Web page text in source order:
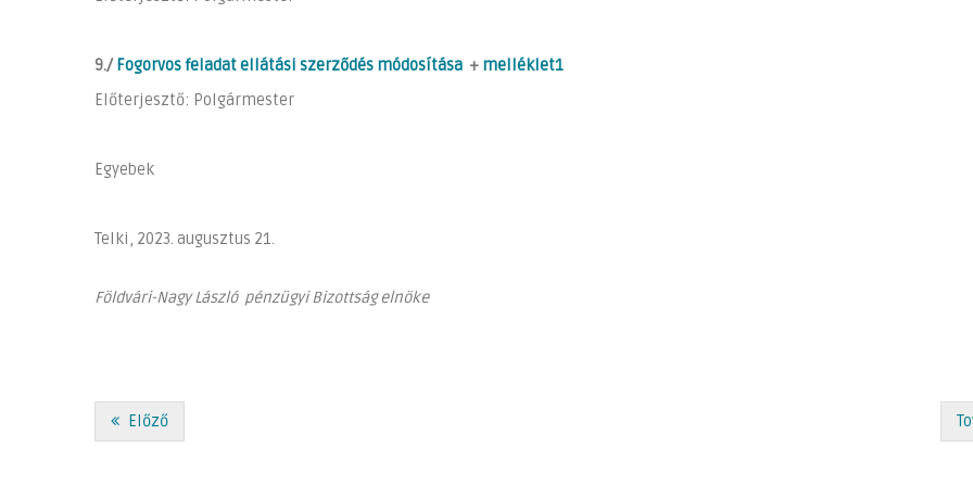
9./Fogorvos feladat ellátási szerződés módosítása + melléklet1
Előterjesztő: Polgármester
Egyebek
Telki, 2023. augusztus 21.
Földvári-Nagy László pénzügyi Bizottság elnöke
Előző